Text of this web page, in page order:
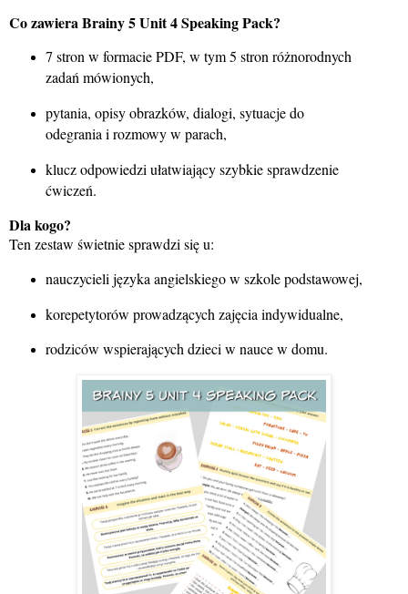
Co zawiera Brainy 5 Unit 4 Speaking Pack?
7 stron w formacie PDF, w tym 5 stron różnorodnych
zadań mówionych,
pytania, opisy obrazków, dialogi, sytuacje do
odegrania i rozmowy w parach,
klucz odpowiedzi ułatwiający szybkie sprawdzenie
ćwiczeń.
Dla kogo?
Ten zestaw świetnie sprawdzi się u:
nauczycieli języka angielskiego w szkole podstawowej,
korepetytorów prowadzących zajęcia indywidualne,
rodziców wspierających dzieci w nauce w domu.